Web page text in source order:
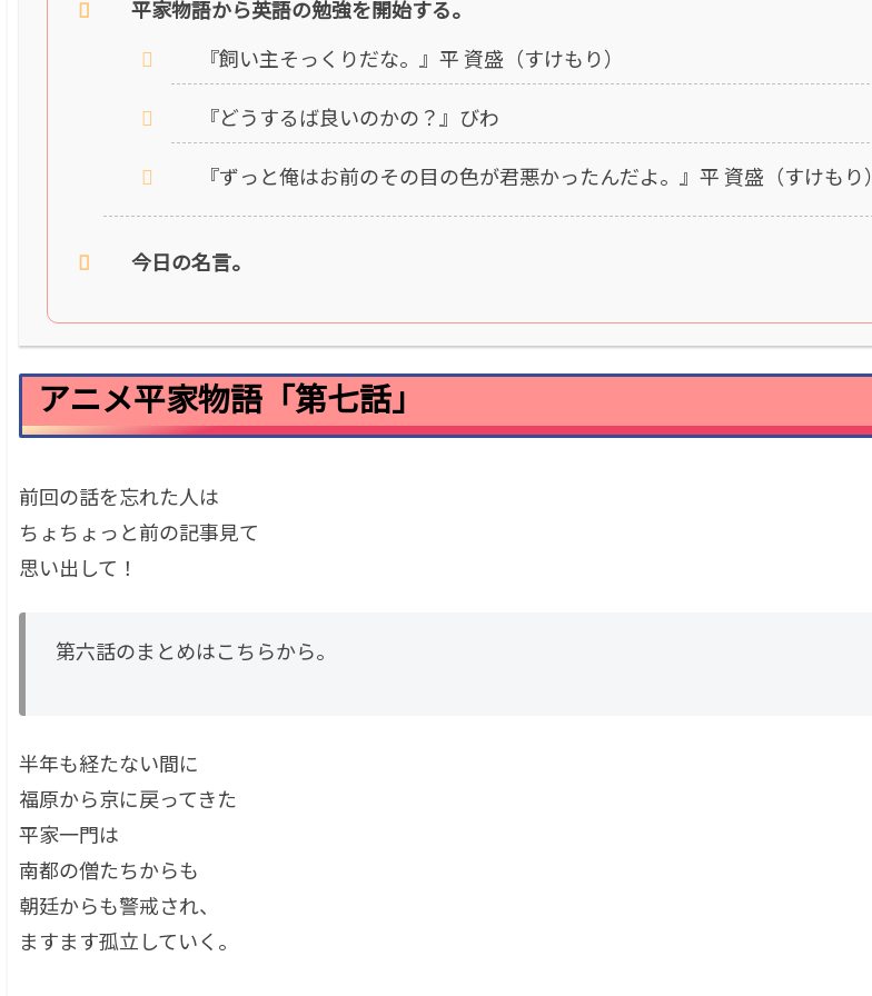
平家物語から英語の勉強を開始する。
『飼い主そっくりだな。』平 資盛（すけもり）
『どうするば良いのかの？』びわ
『ずっと俺はお前のその目の色が君悪かったんだよ。』平 資盛（すけもり）
今日の名言。
アニメ平家物語「第七話」
前回の話を忘れた人は
ちょちょっと前の記事見て
思い出して！
第六話のまとめはこちらから。
半年も経たない間に
福原から京に戻ってきた
平家一門は
南都の僧たちからも
朝廷からも警戒され、
ますます孤立していく。